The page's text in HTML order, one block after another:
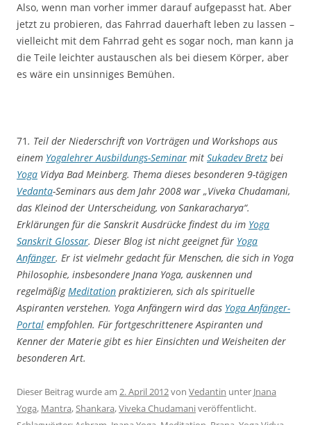
Also, wenn man vorher immer darauf aufgepasst hat. Aber
jetzt zu probieren, das Fahrrad dauerhaft leben zu lassen –
vielleicht mit dem Fahrrad geht es sogar noch, man kann ja
die Teile leichter austauschen als bei diesem Körper, aber
es wäre ein unsinniges Bemühen.
71. Teil der Niederschrift von Vorträgen und Workshops aus
einem Yogalehrer Ausbildungs-Seminar mit Sukadev Bretz bei
Yoga Vidya Bad Meinberg. Thema dieses besonderen 9-tägigen
Vedanta-Seminars aus dem Jahr 2008 war „Viveka Chudamani,
das Kleinod der Unterscheidung, von Sankaracharya“.
Erklärungen für die Sanskrit Ausdrücke findest du im Yoga
Sanskrit Glossar. Dieser Blog ist nicht geeignet für Yoga
Anfänger. Er ist vielmehr gedacht für Menschen, die sich in Yoga
Philosophie, insbesondere Jnana Yoga, auskennen und
regelmäßigMeditation praktizieren, sich als spirituelle
Aspiranten verstehen. Yoga Anfängern wird das YogaAnfänger-
Portal empfohlen. Für fortgeschrittenere Aspiranten und
Kenner der Materie gibt es hier Einsichten und Weisheiten der
besonderen Art.
Dieser Beitrag wurde am 2. April 2012von Vedantin unter Jnana
Yoga, Mantra,Shankara,Viveka Chudamaniveröffentlicht.